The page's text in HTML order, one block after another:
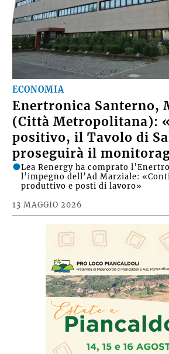
ECONOMIA
Enertronica Santerno,
(Città Metropolitana):
positivo, il Tavolo di
proseguirà il
13 MAGGIO 2026
Lea Renergy ha comprato
l’impegno dell’Ad Marziale:
produttivo e posti di lavoro»